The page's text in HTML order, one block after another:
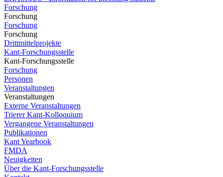
Forschung
Forschung
Forschung
Forschung
Drittmittelprojekte
Kant-Forschungsstelle
Kant-Forschungsstelle
Forschung
Personen
Veranstaltungen
Veranstaltungen
Externe Veranstaltungen
Trierer Kant-Kolloquium
Vergangene Veranstaltungen
Publikationen
Kant Yearbook
FMDA
Neuigkeiten
Über die Kant-Forschungsstelle